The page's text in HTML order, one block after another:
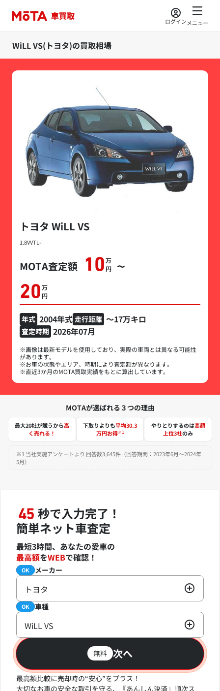
ログインメニュー
WiLL VS(トヨタ)の買取相場
トヨタ WiLL VS
1.8VVTL-i
MOTA査定額 10万円 〜
20万円
年式 2004年式 走行距離 ～17万キロ
査定時期 2026年07月
※画像は最新モデルを使用しており、実際の車両とは異なる可能性
があります。
※お車の状態やエリア、時期により査定額が異なります。
※直近3か月のMOTA買取実績をもとに算出しています。
MOTAが選ばれる３つの理由
最大20社が競うから高
く売れる！
下取りよりも平均30.3
万円お得※1
やりとりするのは高額
上位3社のみ
※1 当社実施アンケートより 回答数3,645件（回答期間：2023年6月～2024年
5月）
45 秒で入力完了！
簡単ネット車査定
最短3時間、あなたの愛車の
最高額をWEBで確認！
必須 メーカー
OK
トヨタ
必須 車種
OK
WiLL VS
無料 次へ
最高額比較に売却時の“安心”をプラス！
大切なお車の安全な取引を守る、『あんしん決済』順次ス